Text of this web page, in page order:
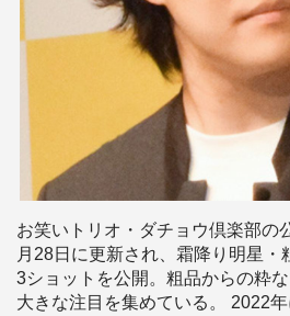
お笑いトリオ・ダチョウ倶楽部の
月28日に更新され、霜降り明星・
3ショットを公開。粗品からの粋
大きな注目を集めている。 2022